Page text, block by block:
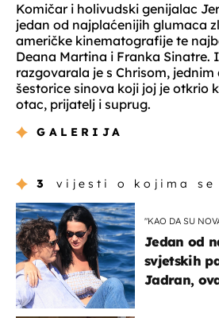
Komičar i holivudski genijalac
jedan od najplaćenijih glumaca
američke kinematografije te
Deana Martina i Franka Sinatre.
razgovarala je s Chrisom, jednim
šestorice sinova koji joj je otkrio
otac, prijatelj i suprug.
GALERIJA
3 vijesti o kojima se
"KAO DA SU
Jedan od
svjetskih
Jadran,